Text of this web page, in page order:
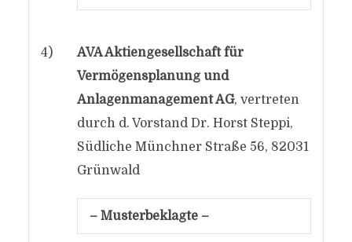
4)
AVA Aktiengesellschaft für
Vermögensplanung und
Anlagenmanagement AG, vertreten
durch d. Vorstand Dr. Horst Steppi,
Südliche Münchner Straße 56, 82031
Grünwald
– Musterbeklagte –